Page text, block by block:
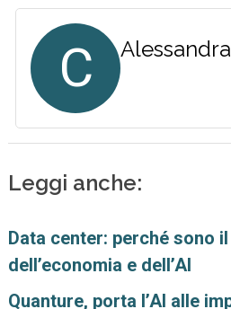
C
Leggi anche:
Data center: perché sono
dell’economia e dell’AI
Quanture, porta l’AI alle